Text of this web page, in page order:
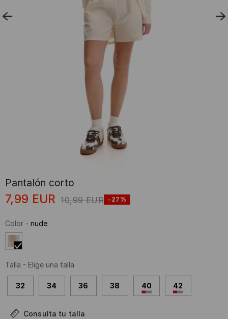
Pantalón corto
7,99 EUR 10,99 EUR -27%
Color - nude
Talla - Elige una talla
32 34 36 38 40 42
Consulta tu talla